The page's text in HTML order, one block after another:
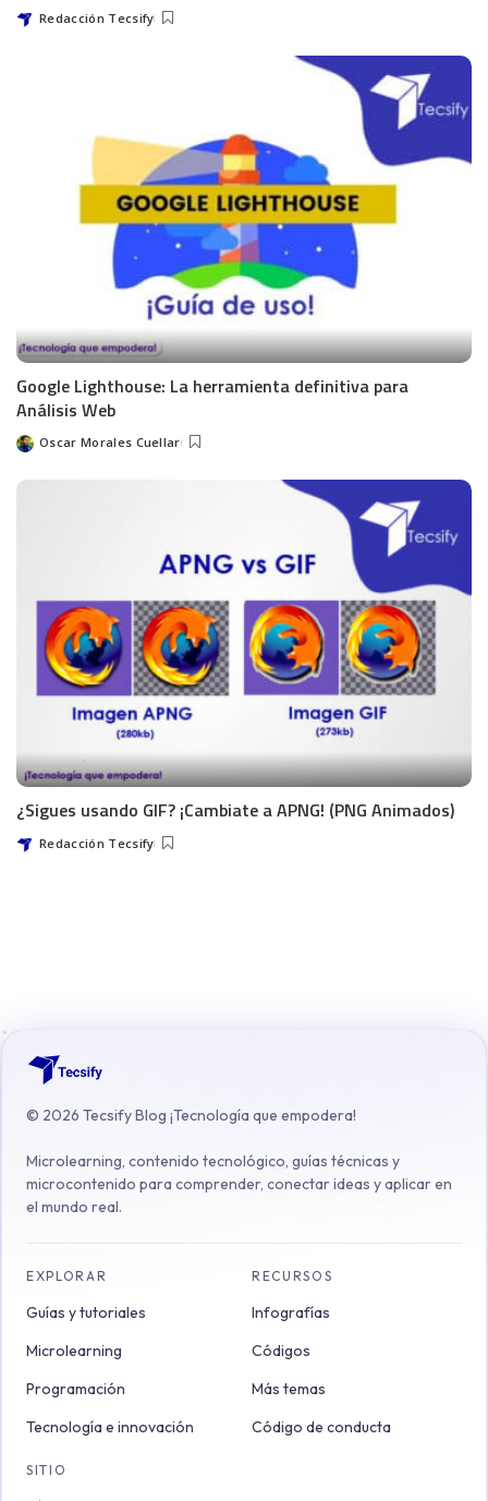
Redacción Tecsify
Google Lighthouse: La herramienta definitiva para
Análisis Web
Oscar Morales Cuellar
¿Sigues usando GIF? ¡Cambiate a APNG! (PNG Animados)
Redacción Tecsify
© 2026 Tecsify Blog ¡Tecnología que empodera!
Microlearning, contenido tecnológico, guías técnicas y
microcontenido para comprender, conectar ideas y aplicar en
el mundo real.
EXPLORAR
Guías y tutoriales
Microlearning
Programación
Tecnología e innovación
RECURSOS
Infografías
Códigos
Más temas
Código de conducta
SITIO